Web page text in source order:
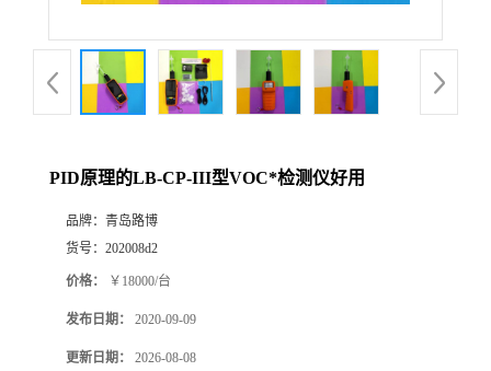
品
厅
PID原理的LB-CP-III型VOC*检测仪好用
品牌： 青岛路博
货号： 202008d2
价格： ￥18000/台
发布日期： 2020-09-09
更新日期： 2026-08-08